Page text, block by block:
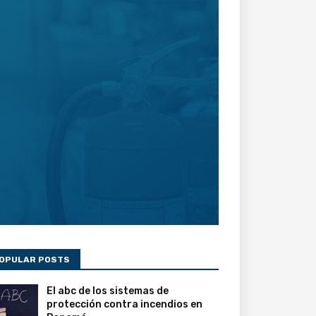
POSTS
El abc de los sistemas de
protección contra incendios en